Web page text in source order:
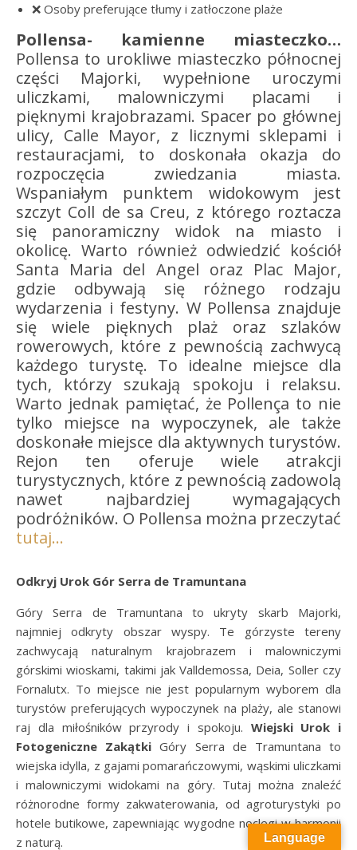
❌ Osoby preferujące tłumy i zatłoczone plaże
Pollensa- kamienne miasteczko…
Pollensa to urokliwe miasteczko północnej
części Majorki, wypełnione uroczymi
uliczkami, malowniczymi placami i
pięknymi krajobrazami. Spacer po głównej
ulicy, Calle Mayor, z licznymi sklepami i
restauracjami, to doskonała okazja do
rozpoczęcia zwiedzania miasta.
Wspaniałym punktem widokowym jest
szczyt Coll de sa Creu, z którego roztacza
się panoramiczny widok na miasto i
okolicę. Warto również odwiedzić kościół
Santa Maria del Angel oraz Plac Major,
gdzie odbywają się różnego rodzaju
wydarzenia i festyny. W Pollensa znajduje
się wiele pięknych plaż oraz szlaków
rowerowych, które z pewnością zachwycą
każdego turystę. To idealne miejsce dla
tych, którzy szukają spokoju i relaksu.
Warto jednak pamiętać, że Pollença to nie
tylko miejsce na wypoczynek, ale także
doskonałe miejsce dla aktywnych turystów.
Rejon ten oferuje wiele atrakcji
turystycznych, które z pewnością zadowolą
nawet najbardziej wymagających
podróżników. O Pollensa można przeczytać
tutaj…
Odkryj Urok Gór Serra de Tramuntana
Góry Serra de Tramuntana to ukryty skarb Majorki,
najmniej odkryty obszar wyspy. Te górzyste tereny
zachwycają naturalnym krajobrazem i malowniczymi
górskimi wioskami, takimi jak Valldemossa, Deia, Soller czy
Fornalutx. To miejsce nie jest popularnym wyborem dla
turystów preferujących wypoczynek na plaży, ale stanowi
raj dla miłośników przyrody i spokoju. Wiejski Urok i
Fotogeniczne Zakątki Góry Serra de Tramuntana to
wiejska idylla, z gajami pomarańczowymi, wąskimi uliczkami
i malowniczymi widokami na góry. Tutaj można znaleźć
różnorodne formy zakwaterowania, od agroturystyki po
hotele butikowe, zapewniając wygodne noclegi w harmonii
z naturą.
Language